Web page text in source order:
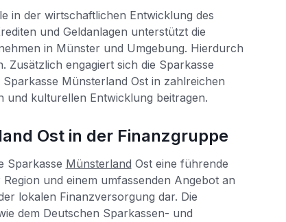
in der wirtschaftlichen Entwicklung des
und Geldanlagen unterstützt die
in Münster und Umgebung. Hierdurch
engagiert sich die Sparkasse
Münsterland Ost in zahlreichen
und kulturellen Entwicklung beitragen.
Ost in der Finanzgruppe
Sparkasse Münsterland Ost eine führende
und einem umfassenden Angebot an
lokalen Finanzversorgung dar. Die
dem Deutschen Sparkassen- und